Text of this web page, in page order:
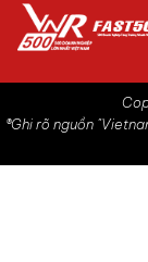
®Ghi rõ nguồn